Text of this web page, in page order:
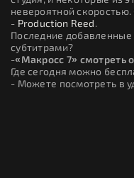
невероятной
- Production Reed.
Последние добавленные
субтитрами?
-«Макросс 7» смотреть
Где сегодня можно
- Можете посмотреть в